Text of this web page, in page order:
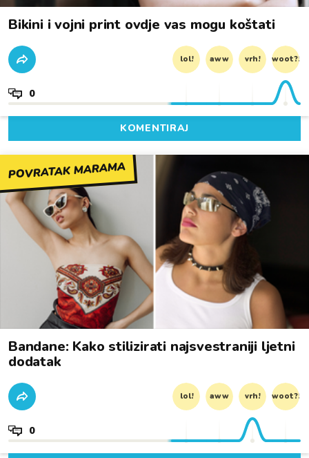
Bikini i vojni print ovdje vas mogu koštati
lol! aww vrh! woot?!
0
KOMENTIRAJ
POVRATAK MARAMA
Bandane: Kako stilizirati najsvestraniji ljetni
dodatak
lol! aww vrh! woot?!
0